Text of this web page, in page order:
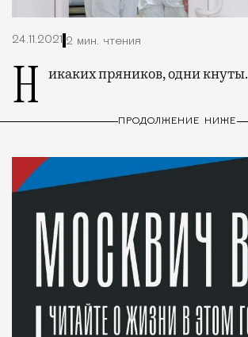
24.11.2021 2 мин. чтения
Никаких пряников, одни кнуты.
ПРОДОЛЖЕНИЕ НИЖЕ